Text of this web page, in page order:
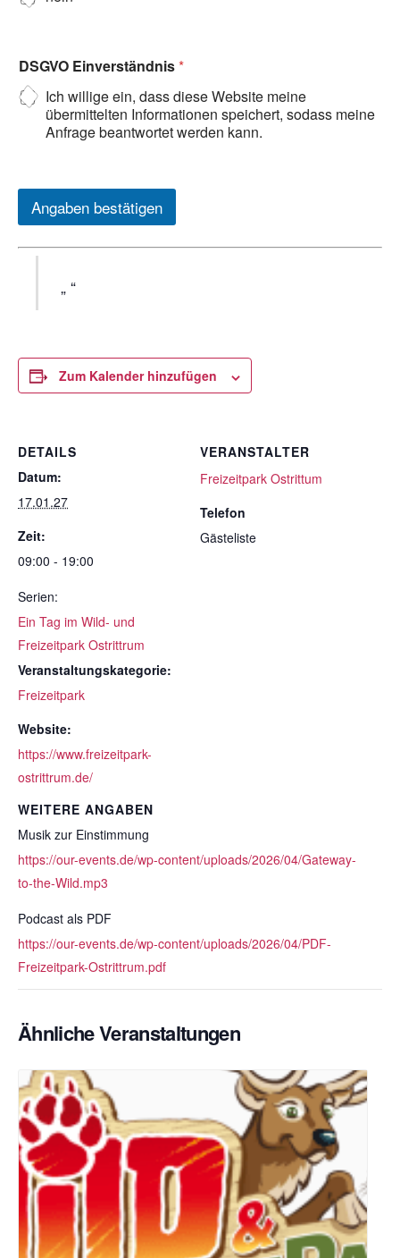
DSGVO Einverständnis*
Ich willige ein, dass diese Website meine
übermittelten Informationen speichert, sodass meine
Anfrage beantwortet werden kann.
Angaben bestätigen
Zum Kalender hinzufügen
DETAILS
Datum:
17.01.27
Zeit:
09:00 - 19:00
Serien:
Ein Tag im Wild- und
Freizeitpark Ostrittrum
Veranstaltungskategorie:
Freizeitpark
Website:
https://www.freizeitpark-
ostrittrum.de/
VERANSTALTER
Freizeitpark Ostrittum
Telefon
Gästeliste
WEITERE ANGABEN
Musik zur Einstimmung
https://our-events.de/wp-content/uploads/2026/04/Gateway-
to-the-Wild.mp3
Podcast als PDF
https://our-events.de/wp-content/uploads/2026/04/PDF-
Freizeitpark-Ostrittrum.pdf
Ähnliche Veranstaltungen